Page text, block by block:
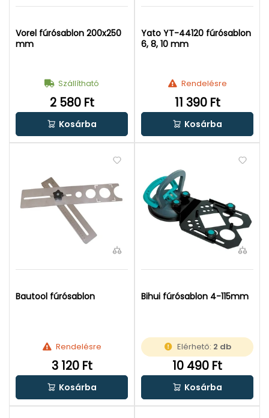
Vorel fúrósablon 200x250
mm
Szállítható
2 580 Ft
Kosárba
Yato YT-44120 fúrósablon
6, 8, 10 mm
Rendelésre
11 390 Ft
Kosárba
Bautool fúrósablon
Rendelésre
3 120 Ft
Kosárba
Bihui fúrósablon 4-115mm
Elérhető: 2 db
10 490 Ft
Kosárba